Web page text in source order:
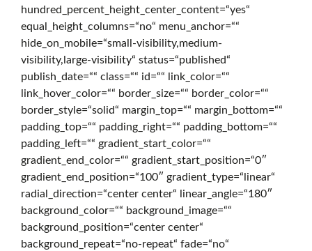
e
hundred_percent_height_center_content=“yes“
equal_height_columns=“no“ menu_anchor=““
hide_on_mobile=“small-visibility,medium-
visibility,large-visibility“ status=“published“
publish_date=““ class=““ id=““ link_color=““
link_hover_color=““ border_size=““ border_color=““
border_style=“solid“ margin_top=““ margin_bottom=““
padding_top=““ padding_right=““ padding_bottom=““
padding_left=““ gradient_start_color=““
gradient_end_color=““ gradient_start_position=“0″
gradient_end_position=“100″ gradient_type=“linear“
radial_direction=“center center“ linear_angle=“180″
background_color=““ background_image=““
background_position=“center center“
background_repeat=“no-repeat“ fade=“no“